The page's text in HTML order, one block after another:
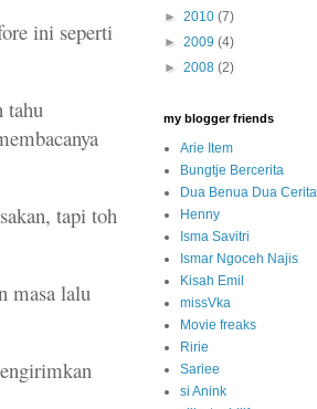
ini seperti
tahu
tapi toh
masa lalu
► 2010 (7)
► 2009 (4)
► 2008 (2)
my blogger friends
Arie Item
Bungtje Bercerita
Dua Benua Dua Cerita
Henny
Isma Savitri
Ismar Ngoceh Najis
Kisah Emil
missVka
Movie freaks
Ririe
Sariee
si Anink